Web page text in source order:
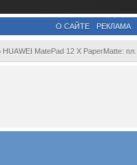
О САЙТЕ РЕКЛАМА
MatePad 12 X PaperMatte: пл...